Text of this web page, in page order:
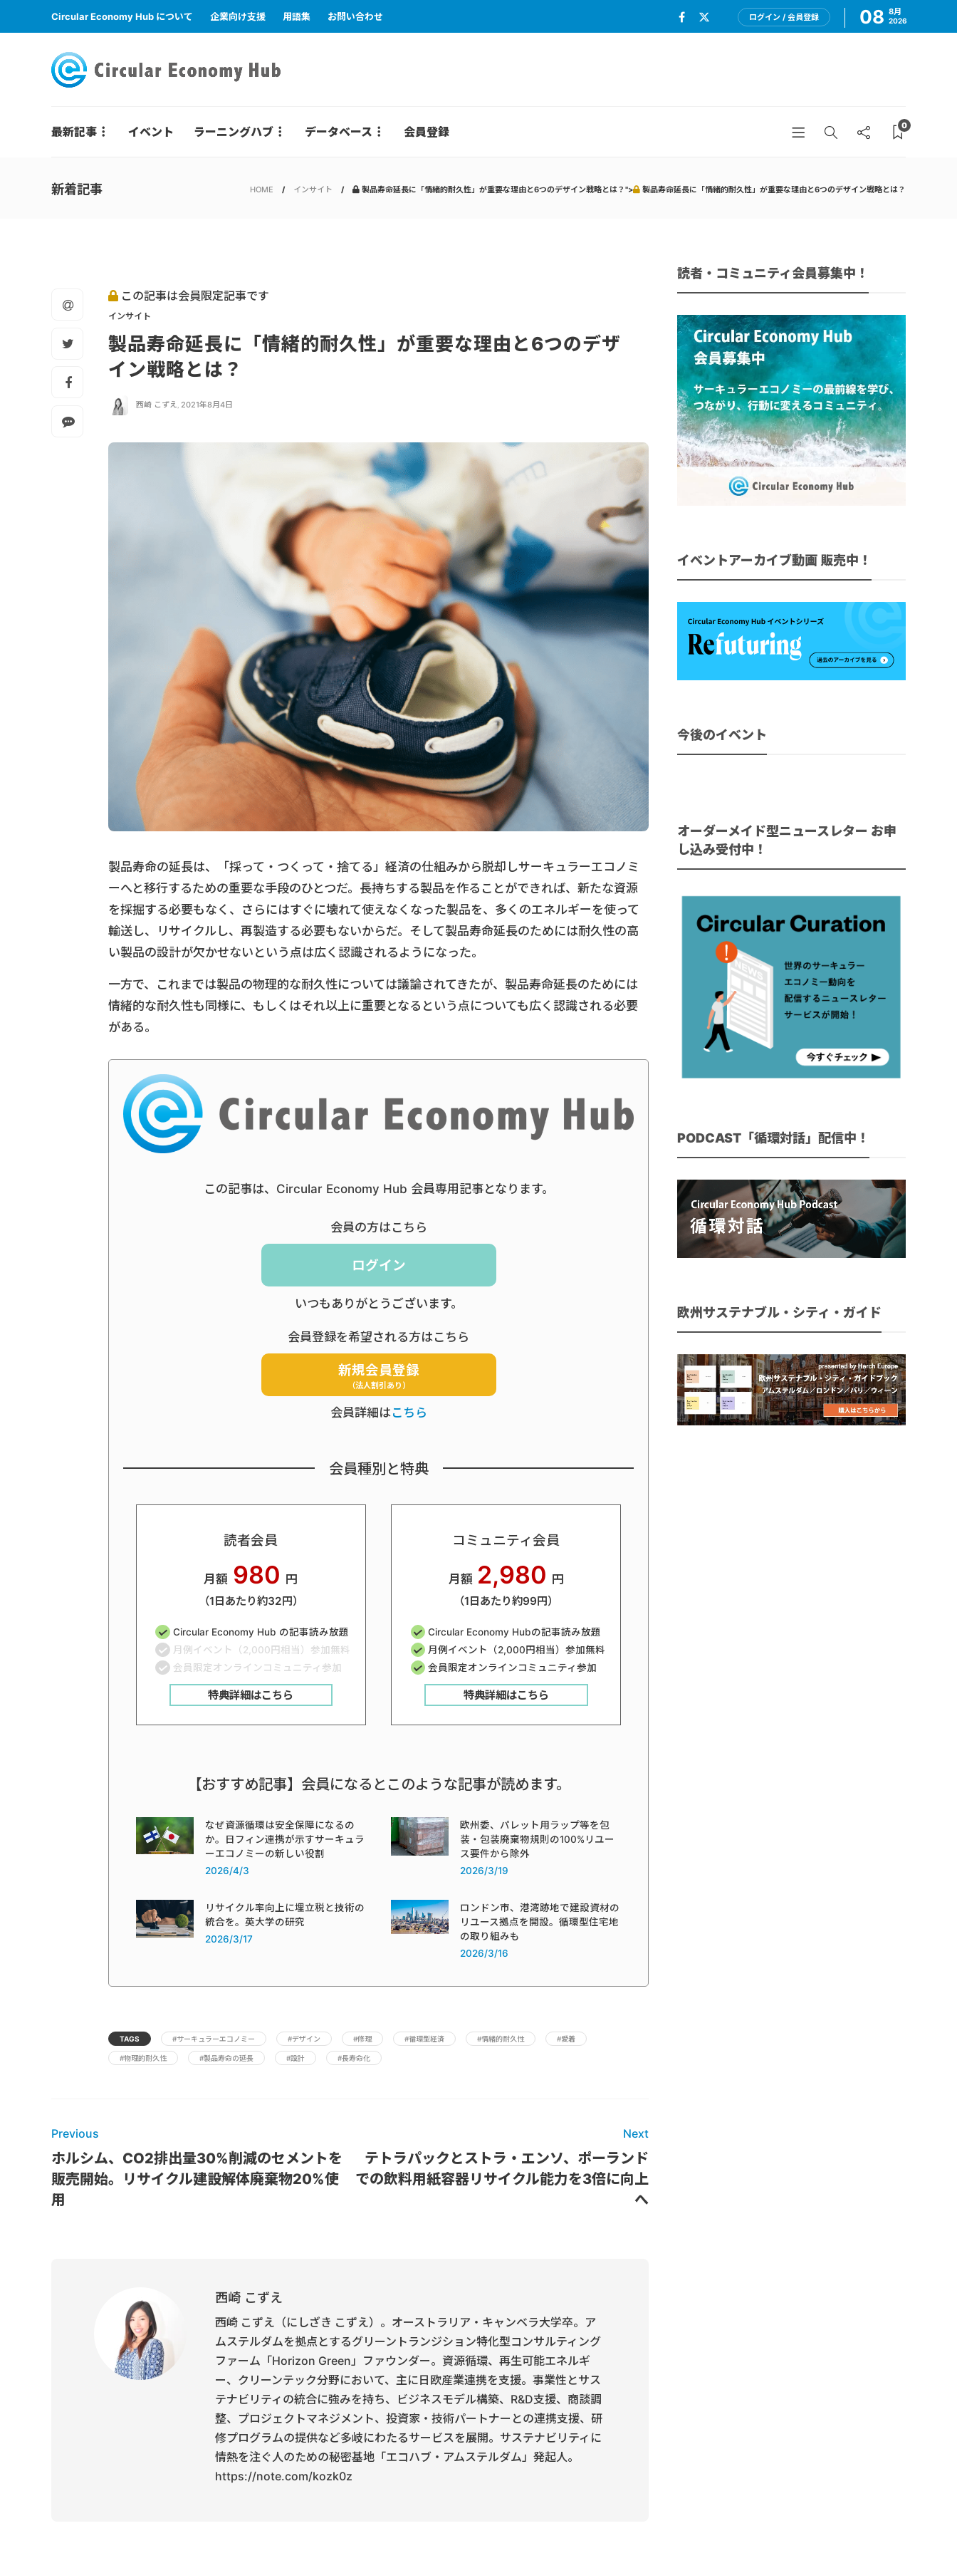
Circular Economy Hub について 企業向け支援 用語集 お問い合わせ ログイン / 会員登録 08 8月
2026
最新記事 イベント ラーニングハブ データベース 会員登録 0
新着記事 HOME インサイト 製品寿命延長に「情緒的耐久性」が重要な理由と6つのデザイン戦略とは？"> 製品寿命延長に「情緒的耐久性」が重要な理由と6つのデザイン戦略とは？
この記事は会員限定記事です
インサイト
製品寿命延長に「情緒的耐久性」が重要な理由と6つのデザ
イン戦略とは？
西崎 こずえ, 2021年8月4日
製品寿命の延長は、「採って・つくって・捨てる」経済の仕組みから脱却しサーキュラーエコノミ
ーへと移行するための重要な手段のひとつだ。長持ちする製品を作ることができれば、新たな資源
を採掘する必要もなく、さらにはすぐに壊れて使えなくなった製品を、多くのエネルギーを使って
輸送し、リサイクルし、再製造する必要もないからだ。そして製品寿命延長のためには耐久性の高
い製品の設計が欠かせないという点は広く認識されるようになった。
一方で、これまでは製品の物理的な耐久性については議論されてきたが、製品寿命延長のためには
情緒的な耐久性も同様に、もしくはそれ以上に重要となるという点についても広く認識される必要
がある。
この記事は、Circular Economy Hub 会員専用記事となります。
会員の方はこちら
ログイン
いつもありがとうございます。
会員登録を希望される方はこちら
新規会員登録
（法人割引あり）
会員詳細はこちら
会員種別と特典
読者会員
月額 980 円
（1日あたり約32円）
Circular Economy Hub の記事読み放題
月例イベント（2,000円相当）参加無料
会員限定オンラインコミュニティ参加
特典詳細はこちら
コミュニティ会員
月額 2,980 円
（1日あたり約99円）
Circular Economy Hubの記事読み放題
月例イベント（2,000円相当）参加無料
会員限定オンラインコミュニティ参加
特典詳細はこちら
【おすすめ記事】会員になるとこのような記事が読めます。
なぜ資源循環は安全保障になるの
か。日フィン連携が示すサーキュラ
ーエコノミーの新しい役割
2026/4/3
欧州委、パレット用ラップ等を包
装・包装廃棄物規則の100%リユー
ス要件から除外
2026/3/19
リサイクル率向上に埋立税と技術の
統合を。英大学の研究
2026/3/17
ロンドン市、港湾跡地で建設資材の
リユース拠点を開設。循環型住宅地
の取り組みも
2026/3/16
TAGS #サーキュラーエコノミー #デザイン #修理 #循環型経済 #情緒的耐久性 #愛着
#物理的耐久性 #製品寿命の延長 #設計 #長寿命化
Previous
ホルシム、CO2排出量30%削減のセメントを
販売開始。リサイクル建設解体廃棄物20%使
用
Next
テトラパックとストラ・エンソ、ポーランド
での飲料用紙容器リサイクル能力を3倍に向上
へ
西崎 こずえ
西崎 こずえ（にしざき こずえ）。オーストラリア・キャンベラ大学卒。ア
ムステルダムを拠点とするグリーントランジション特化型コンサルティング
ファーム「Horizon Green」ファウンダー。資源循環、再生可能エネルギ
ー、クリーンテック分野において、主に日欧産業連携を支援。事業性とサス
テナビリティの統合に強みを持ち、ビジネスモデル構築、R&D支援、商談調
整、プロジェクトマネジメント、投資家・技術パートナーとの連携支援、研
修プログラムの提供など多岐にわたるサービスを展開。サステナビリティに
情熱を注ぐ人のための秘密基地「エコハブ・アムステルダム」発起人。
https://note.com/kozk0z
読者・コミュニティ会員募集中！
イベントアーカイブ動画 販売中！
今後のイベント
オーダーメイド型ニュースレター お申
し込み受付中！
PODCAST「循環対話」配信中！
欧州サステナブル・シティ・ガイド